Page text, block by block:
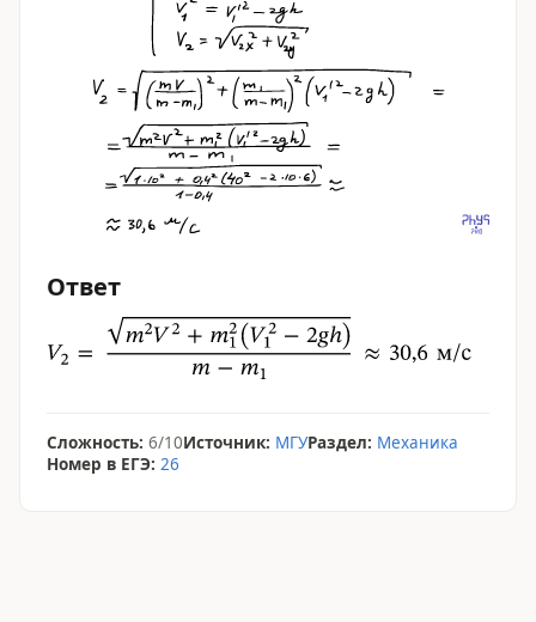
Ответ
Сложность: 6/10Источник: МГУРаздел: Механика
Номер в ЕГЭ: 26